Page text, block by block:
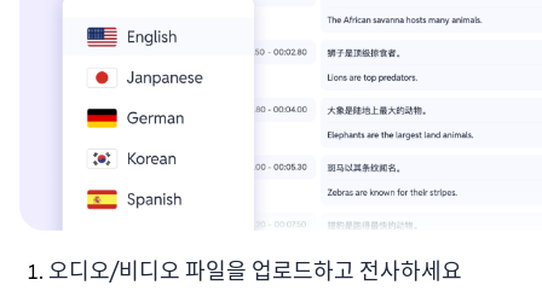
오디오/비디오 파일을 업로드하고 전사하세요